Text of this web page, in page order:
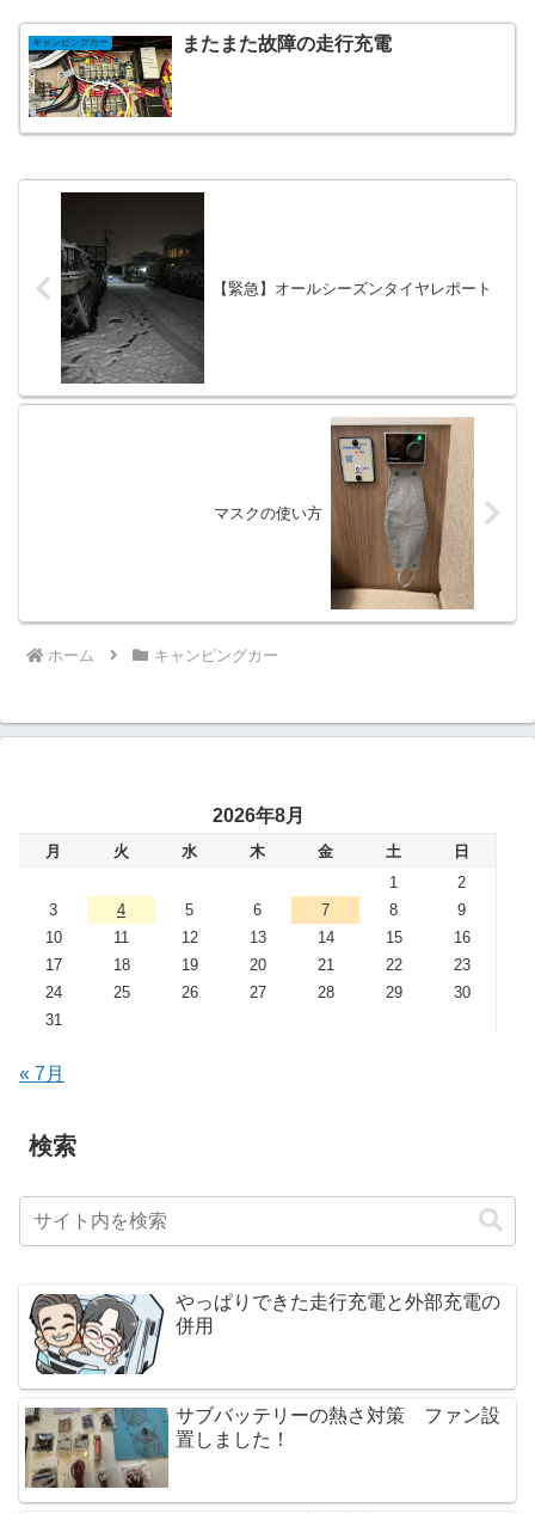
キャンピングカー またまた故障の走行充電
【緊急】オールシーズンタイヤレポート
マスクの使い方
ホーム キャンピングカー
2026年8月
月 火 水 木 金 土
日
1
2
3
4 5 6 7 8
9
10
11 12 13 14 15
16
17
18 19 20 21 22
23
24
25 26 27 28 29
30
31
« 7月
検索
やっぱりできた走行充電と外部充電の
併用
サブバッテリーの熱さ対策 ファン設
置しました！